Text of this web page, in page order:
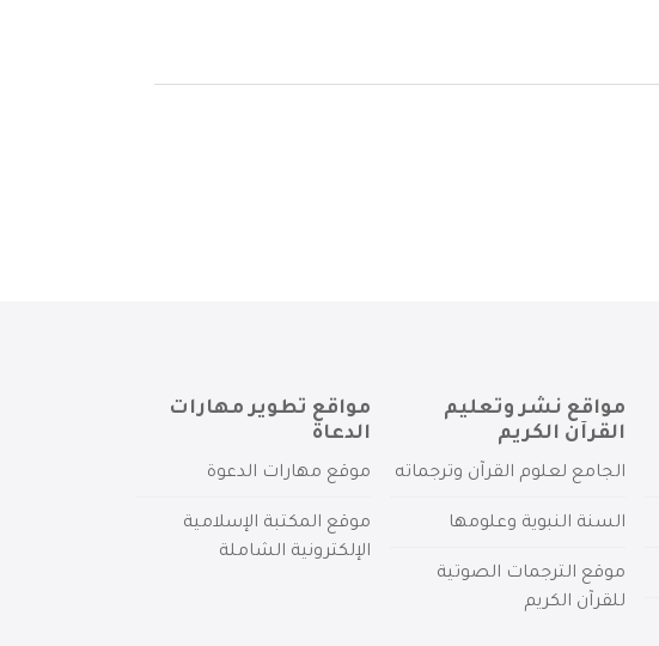
مواقع نشر وتعليم
القرآن الكريم
الجامع لعلوم القرآن وترجماته
السنة النبوية وعلومها
موقع الترجمات الصوتية
للقرآن الكريم
مواقع تطوير مهارات
الدعاة
موقع مهارات الدعوة
موقع المكتبة الإسلامية
الإلكترونية الشاملة